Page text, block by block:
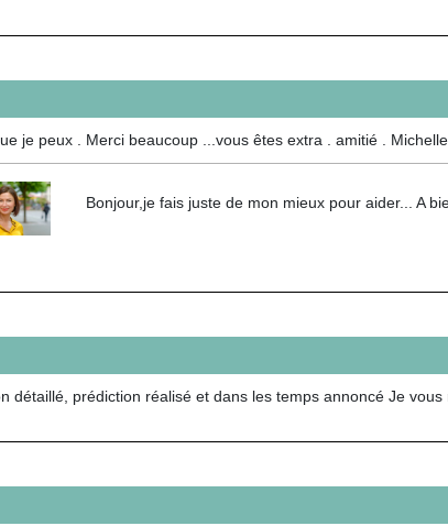
je peux . Merci beaucoup ...vous êtes extra . amitié . Michelle .
Bonjour,je fais juste de mon mieux pour aider... A
détaillé, prédiction réalisé et dans les temps annoncé Je